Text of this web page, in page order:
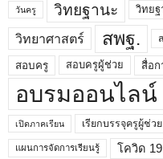
วันครู วิทยฐานะ วิทย
วิทยาศาสตร์ สพฐ.
สอบครู สอบครูผู้ช่วย สื่อก
อบรมออนไลน์
เปิดภาคเรียน เรียกบรรจุครูผู้ช่วย
แผนการจัดการเรียนรู้ โควิด 19